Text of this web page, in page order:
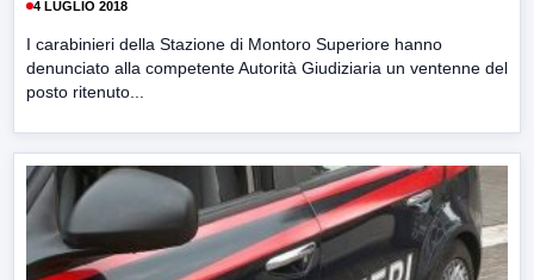
4 LUGLIO 2018
I carabinieri della Stazione di Montoro Superiore hanno
denunciato alla competente Autorità Giudiziaria un ventenne del
posto ritenuto...